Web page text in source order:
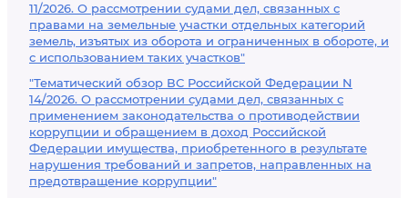
11/2026. О рассмотрении судами дел, связанных с
правами на земельные участки отдельных категорий
земель, изъятых из оборота и ограниченных в обороте, и
с использованием таких участков"
"Тематический обзор ВС Российской Федерации N
14/2026. О рассмотрении судами дел, связанных с
применением законодательства о противодействии
коррупции и обращением в доход Российской
Федерации имущества, приобретенного в результате
нарушения требований и запретов, направленных на
предотвращение коррупции"